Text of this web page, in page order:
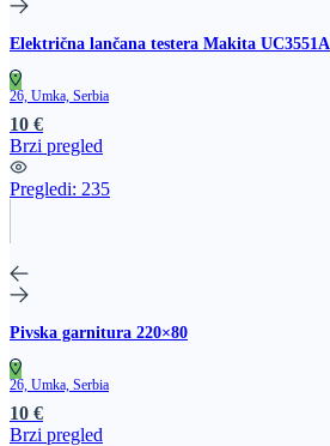
Električna lančana testera Makita UC3551A
26, Umka, Serbia
10 €
Brzi pregled
Pregledi: 235
Pivska garnitura 220×80
26, Umka, Serbia
10 €
Brzi pregled